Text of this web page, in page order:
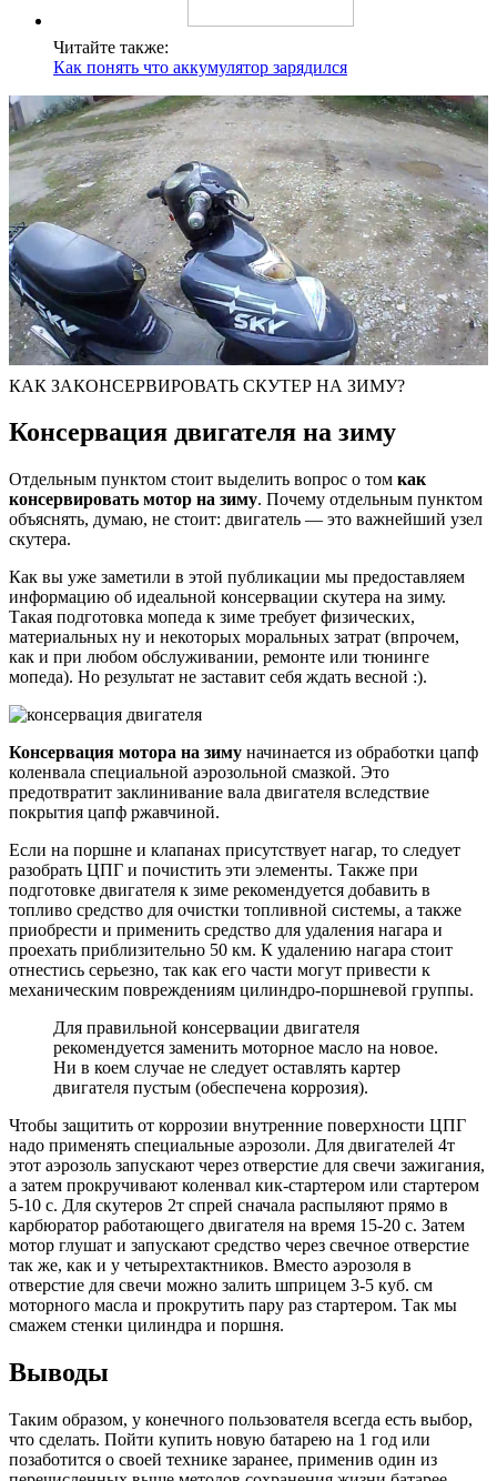
Читайте также:
Как понять что аккумулятор зарядился
КАК ЗАКОНСЕРВИРОВАТЬ СКУТЕР НА ЗИМУ?
Консервация двигателя на зиму
Отдельным пунктом стоит выделить вопрос о том как
консервировать мотор на зиму. Почему отдельным пунктом
объяснять, думаю, не стоит: двигатель — это важнейший узел
скутера.
Как вы уже заметили в этой публикации мы предоставляем
информацию об идеальной консервации скутера на зиму.
Такая подготовка мопеда к зиме требует физических,
материальных ну и некоторых моральных затрат (впрочем,
как и при любом обслуживании, ремонте или тюнинге
мопеда). Но результат не заставит себя ждать весной :).
Консервация мотора на зиму начинается из обработки цапф
коленвала специальной аэрозольной смазкой. Это
предотвратит заклинивание вала двигателя вследствие
покрытия цапф ржавчиной.
Если на поршне и клапанах присутствует нагар, то следует
разобрать ЦПГ и почистить эти элементы. Также при
подготовке двигателя к зиме рекомендуется добавить в
топливо средство для очистки топливной системы, а также
приобрести и применить средство для удаления нагара и
проехать приблизительно 50 км. К удалению нагара стоит
отнестись серьезно, так как его части могут привести к
механическим повреждениям цилиндро-поршневой группы.
Для правильной консервации двигателя
рекомендуется заменить моторное масло на новое.
Ни в коем случае не следует оставлять картер
двигателя пустым (обеспечена коррозия).
Чтобы защитить от коррозии внутренние поверхности ЦПГ
надо применять специальные аэрозоли. Для двигателей 4т
этот аэрозоль запускают через отверстие для свечи зажигания,
а затем прокручивают коленвал кик-стартером или стартером
5-10 с. Для скутеров 2т спрей сначала распыляют прямо в
карбюратор работающего двигателя на время 15-20 с. Затем
мотор глушат и запускают средство через свечное отверстие
так же, как и у четырехтактников. Вместо аэрозоля в
отверстие для свечи можно залить шприцем 3-5 куб. см
моторного масла и прокрутить пару раз стартером. Так мы
смажем стенки цилиндра и поршня.
Выводы
Таким образом, у конечного пользователя всегда есть выбор,
что сделать. Пойти купить новую батарею на 1 год или
позаботится о своей технике заранее, применив один из